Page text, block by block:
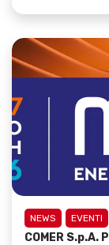
NEWS EVENTI
COMER